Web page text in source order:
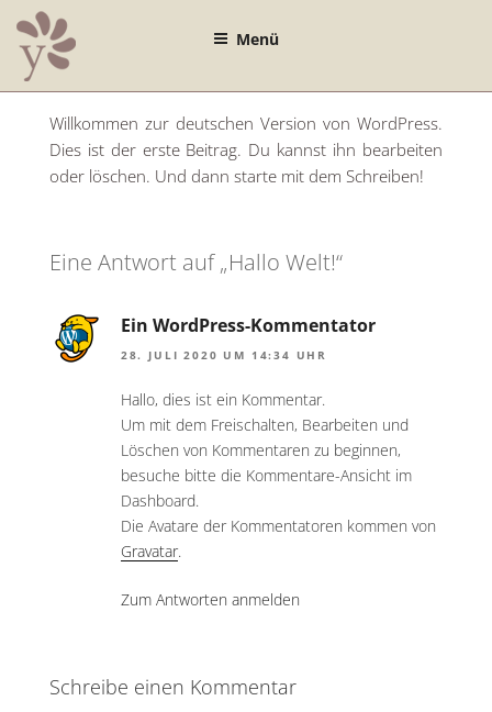
Inhalt
springen
Menü
Willkommen zur deutschen Version von WordPress.
Dies ist der erste Beitrag. Du kannst ihn bearbeiten
oder löschen. Und dann starte mit dem Schreiben!
Eine Antwort auf „Hallo Welt!“
Ein WordPress-Kommentator
28. JULI 2020 UM 14:34 UHR
Hallo, dies ist ein Kommentar.
Um mit dem Freischalten, Bearbeiten und
Löschen von Kommentaren zu beginnen,
besuche bitte die Kommentare-Ansicht im
Dashboard.
Die Avatare der Kommentatoren kommen von
Gravatar.
Zum Antworten anmelden
Schreibe einen Kommentar